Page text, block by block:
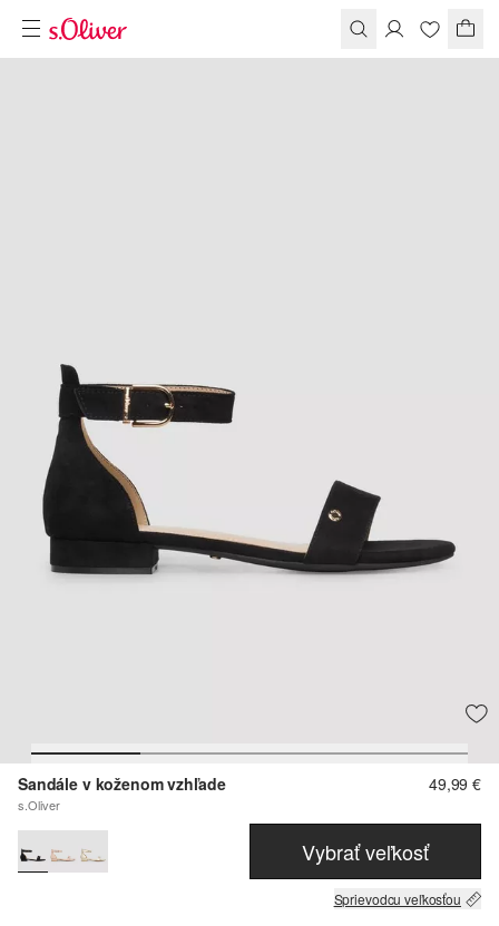
Sandále v koženom vzhľade
s.Oliver
49,99 €
Vybrať veľkosť
Sprievodcu veľkosťou